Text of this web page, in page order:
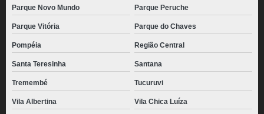
Parque Novo Mundo Parque Peruche
Parque Vitória Parque do Chaves
Pompéia Região Central
Santa Teresinha Santana
Tremembé Tucuruvi
Vila Albertina Vila Chica Luíza